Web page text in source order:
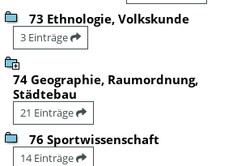
73 Ethnologie, Volkskunde
3 Einträge
74 Geographie, Raumordnung,
Städtebau
21 Einträge
76 Sportwissenschaft
14 Einträge